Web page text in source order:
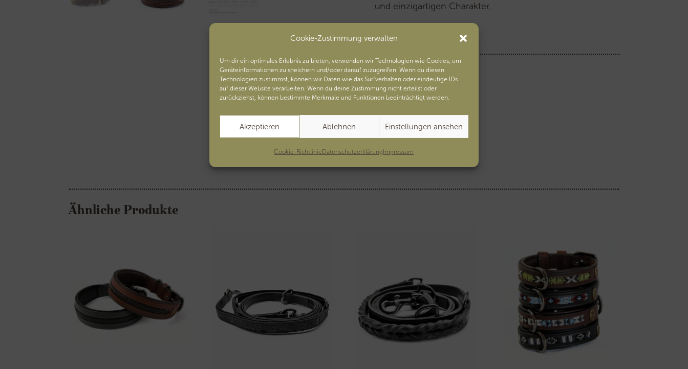
Cookie-Zustimmung verwalten
Um dir ein optimales Erlebnis zu bieten, verwenden wir Technologien wie Cookies, um
Geräteinformationen zu speichern und/oder darauf zuzugreifen. Wenn du diesen
Technologien zustimmst, können wir Daten wie das Surfverhalten oder eindeutige IDs
auf dieser Website verarbeiten. Wenn du deine Zustimmung nicht erteilst oder
zurückziehst, können bestimmte Merkmale und Funktionen beeinträchtigt werden.
Akzeptieren Ablehnen Einstellungen ansehen
Cookie-Richtlinie Datenschutzerklärung Impressum
und einzigartigen Charakter.
Artikelnummer:90902010
Ähnliche Produkte